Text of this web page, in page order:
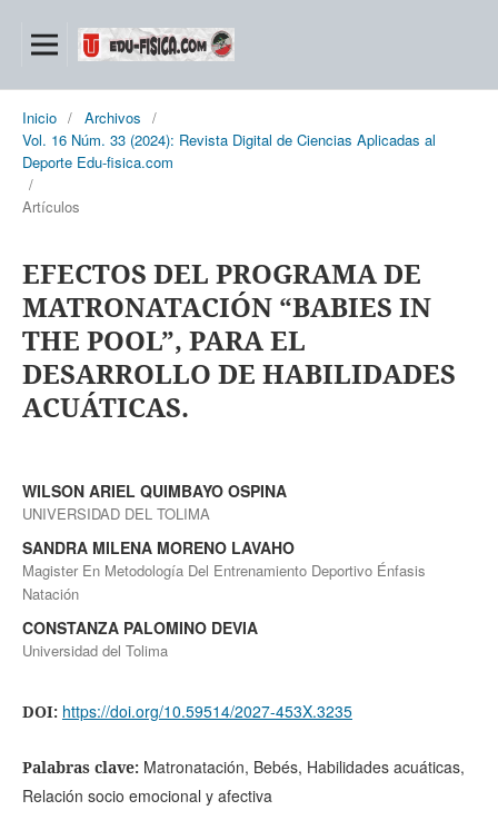
Inicio / Archivos
/
Vol. 16 Núm. 33 (2024): Revista Digital de Ciencias Aplicadas al
Deporte Edu-fisica.com
/
Artículos
EFECTOS DEL PROGRAMA DE
MATRONATACIÓN “BABIES IN
THE POOL”, PARA EL
DESARROLLO DE HABILIDADES
ACUÁTICAS.
WILSON ARIEL QUIMBAYO OSPINA
UNIVERSIDAD DEL TOLIMA
SANDRA MILENA MORENO LAVAHO
Magister En Metodología Del Entrenamiento Deportivo Énfasis
Natación
CONSTANZA PALOMINO DEVIA
Universidad del Tolima
DOI: https://doi.org/10.59514/2027-453X.3235
Palabras clave: Matronatación, Bebés, Habilidades acuáticas,
Relación socio emocional y afectiva